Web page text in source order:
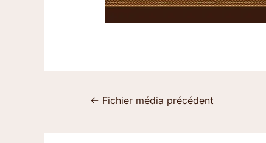
← Fichier média précédent